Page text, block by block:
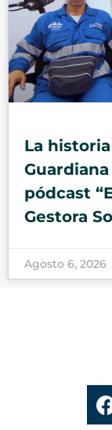
La
pódcast
Gestora
Agosto 6, 2026